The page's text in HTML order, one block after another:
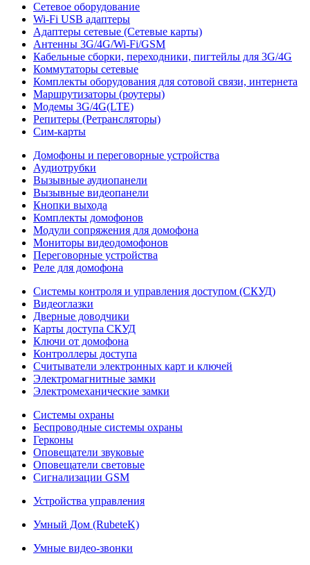
Сетевое оборудование
Wi-Fi USB адаптеры
Адаптеры сетевые (Сетевые карты)
Антенны 3G/4G/Wi-Fi/GSM
Кабельные сборки, переходники, пигтейлы для 3G/4G
Коммутаторы сетевые
Комплекты оборудования для сотовой связи, интернета
Маршрутизаторы (роутеры)
Модемы 3G/4G(LTE)
Репитеры (Ретрансляторы)
Сим-карты
Домофоны и переговорные устройства
Аудиотрубки
Вызывные аудиопанели
Вызывные видеопанели
Кнопки выхода
Комплекты домофонов
Модули сопряжения для домофона
Мониторы видеодомофонов
Переговорные устройства
Реле для домофона
Системы контроля и управления доступом (СКУД)
Видеоглазки
Дверные доводчики
Карты доступа СКУД
Ключи от домофона
Контроллеры доступа
Считыватели электронных карт и ключей
Электромагнитные замки
Электромеханические замки
Системы охраны
Беспроводные системы охраны
Герконы
Оповещатели звуковые
Оповещатели световые
Сигнализации GSM
Устройства управления
Умный Дом (RubeteK)
Умные видео-звонки